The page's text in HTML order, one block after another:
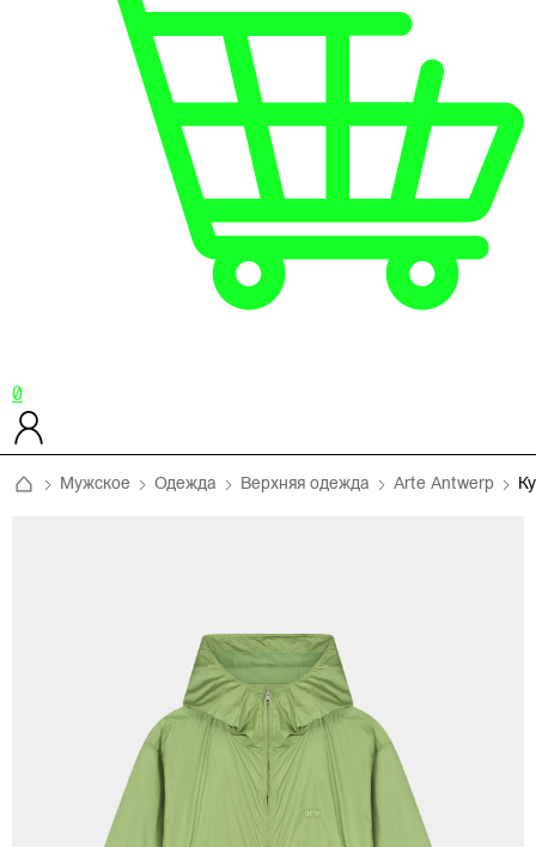
0
Мужское Одежда Верхняя одежда Arte Antwerp